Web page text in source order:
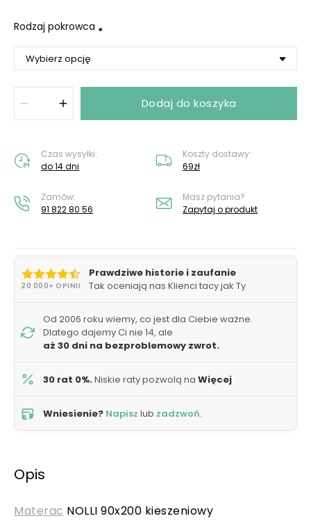
Rodzaj pokrowca *
Dodaj do koszyka
Czas wysyłki:
do 14 dni
Koszty dostawy:
69zł
Zamów:
91 822 80 56
Masz pytania?
Zapytaj o produkt
20 000+ OPINII
Prawdziwe historie i zaufanie
Tak oceniają nas Klienci tacy jak Ty
Od 2006 roku wiemy, co jest dla Ciebie ważne.
Dlatego dajemy Ci nie 14, ale
aż 30 dni na bezproblemowy zwrot.
30 rat 0%.Niskie raty pozwolą na Więcej
Wniesienie? Napisz lub zadzwoń.
Opis
Materac NOLLI 90x200 kieszeniowy